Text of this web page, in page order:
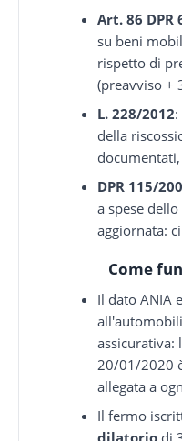
Art. 86 DPR
su beni
rispetto di
(preavviso +
L. 228/2012
della
DPR 115/
a spese
aggiornata:
Come
Il dato ANIA
assicurativa:
20/01/2020
allegata a
Il fermo
dilatorio di